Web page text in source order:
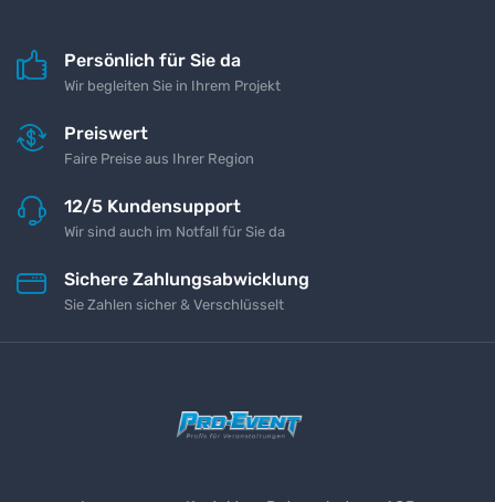
Persönlich für Sie da
Wir begleiten Sie in Ihrem Projekt
Preiswert
Faire Preise aus Ihrer Region
12/5 Kundensupport
Wir sind auch im Notfall für Sie da
Sichere Zahlungsabwicklung
Sie Zahlen sicher & Verschlüsselt